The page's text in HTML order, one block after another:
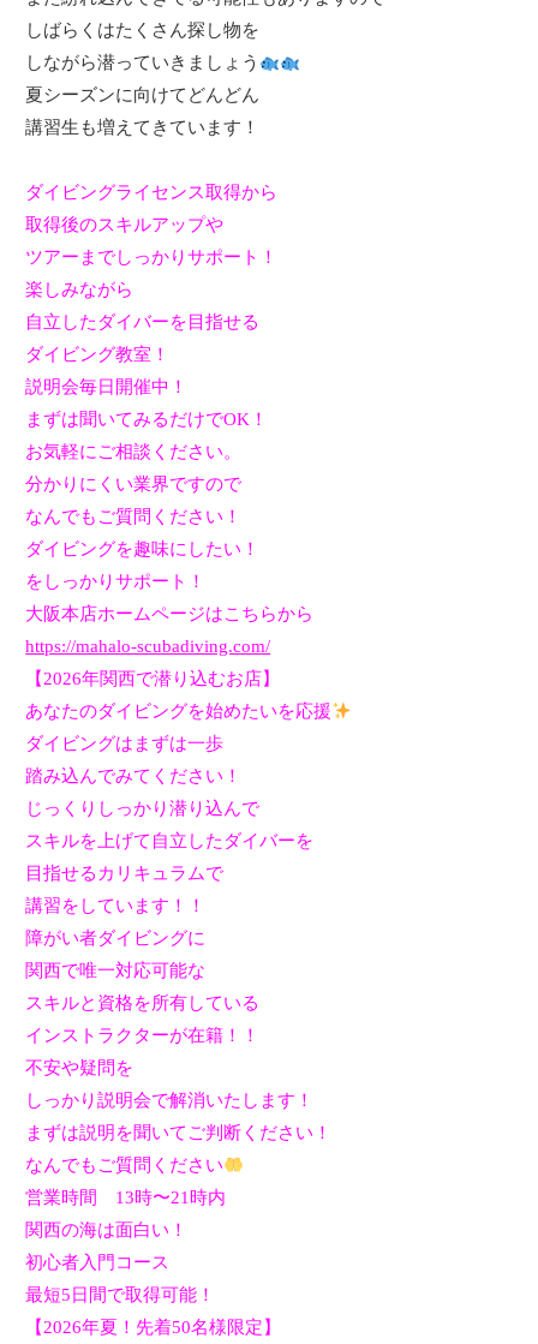
しばらくはたくさん探し物を
しながら潜っていきましょう
夏シーズンに向けてどんどん
講習生も増えてきています！
ダイビングライセンス取得から
取得後のスキルアップや
ツアーまでしっかりサポート！
楽しみながら
自立したダイバーを目指せる
ダイビング教室！
説明会毎日開催中！
まずは聞いてみるだけでOK ！
お気軽にご相談ください。
分かりにくい業界ですので
なんでもご質問ください！
ダイビングを趣味にしたい！
をしっかりサポート！
大阪本店ホームページはこちらから
https://mahalo-scubadiving.com/
【 2026年関西で潜り込むお店】
あなたのダイビングを始めたいを応援
ダイビングはまずは一歩
踏み込んでみてください！
じっくりしっかり潜り込んで
スキルを上げて自立したダイバーを
目指せるカリキュラムで
講習をしています！！
障がい者ダイビングに
関西で唯一対応可能な
スキルと資格を所有している
インストラクターが在籍！！
不安や疑問を
しっかり説明会で解消いたします！
まずは説明を聞いてご判断ください！
なんでもご質問ください
営業時間 13時〜21 時内
関西の海は面白い！
初心者入門コース
最短5日間で取得可能！
【 2026年夏！先着50名様限定】